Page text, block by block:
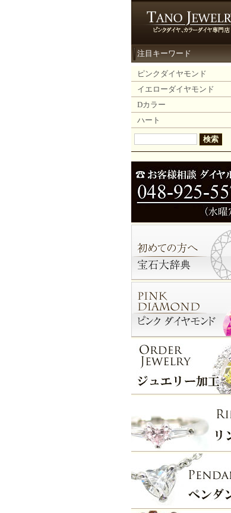
注目キーワード
ピンクダイヤモンド
イエローダイヤモンド
Dカラー
ハート